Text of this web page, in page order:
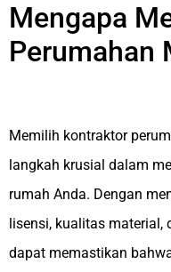
Mengapa
Perumahan
Memilih kontraktor
langkah krusial dalam
rumah Anda. Dengan
lisensi, kualitas material,
dapat memastikan